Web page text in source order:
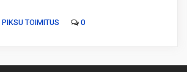
PIKSU TOIMITUS 0